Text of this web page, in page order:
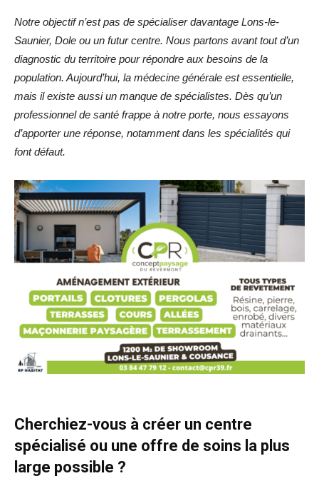
Notre objectif n’est pas de spécialiser davantage Lons-le-
Saunier, Dole ou un futur centre. Nous partons avant tout d’un
diagnostic du territoire pour répondre aux besoins de la
population. Aujourd’hui, la médecine générale est essentielle,
mais il existe aussi un manque de spécialistes. Dès qu’un
professionnel de santé frappe à notre porte, nous essayons
d’apporter une réponse, notamment dans les spécialités qui
font défaut.
Cherchiez-vous à créer un centre
spécialisé ou une offre de soins la plus
large possible ?